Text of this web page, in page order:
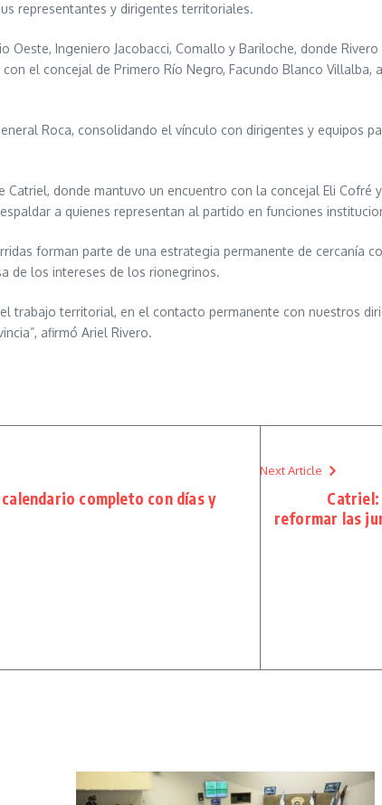
representantes y dirigentes territoriales.
Oeste, Ingeniero Jacobacci, Comallo y Bariloche, donde
el concejal de Primero Río Negro, Facundo Blanco
Roca, consolidando el vínculo con dirigentes y equipos
Catriel, donde mantuvo un encuentro con la concejal Eli
a quienes representan al partido en funciones
forman parte de una estrategia permanente de cercanía
de los intereses de los rionegrinos.
trabajo territorial, en el contacto permanente con nuestros
afirmó Ariel Rivero.
completo con días y
Next Article
Catriel:
reformar las